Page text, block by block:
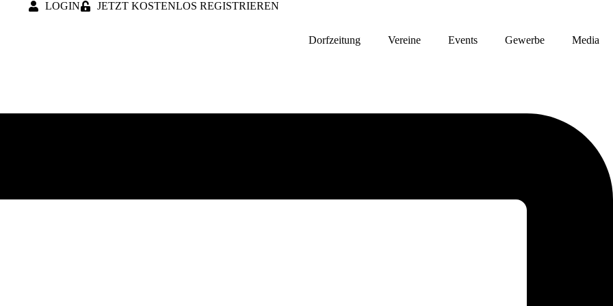
LOGIN JETZT KOSTENLOS REGISTRIEREN
Dorfzeitung Vereine Events Gewerbe Media